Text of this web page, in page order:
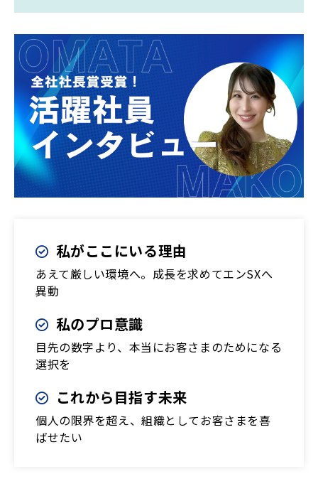
私がここにいる理由
あえて厳しい環境へ。成長を求めてエンSXへ
異動
私のプロ意識
目先の数字より、本当にお客さまのためになる
選択を
これから目指す未来
個人の限界を超え、組織としてお客さまを喜
ばせたい